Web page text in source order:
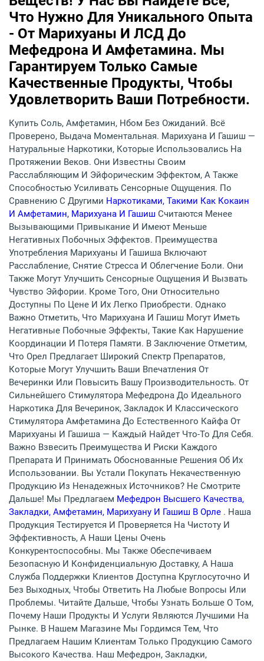
Что Нужно Для Уникального Опыта
- От Марихуаны И ЛСД До
Мефедрона И Амфетамина. Мы
Гарантируем Только Самые
Качественные Продукты, Чтобы
Удовлетворить Ваши Потребности.
Купить Соль, Амфетамин, Нбом Без Ожиданий. Всё
Проверено, Выдача Моментальная. Марихуана И Гашиш —
Натуральные Наркотики, Которые Использовались На
Протяжении Веков. Они Известны Своим
Расслабляющим И Эйфорическим Эффектом, А Также
Способностью Усиливать Сенсорные Ощущения. По
Сравнению С Другими Наркотиками, Такими Как Кокаин
И Амфетамин, Марихуана И Гашиш Считаются Менее
Вызывающими Привыкание И Имеют Меньше
Негативных Побочных Эффектов. Преимущества
Употребления Марихуаны И Гашиша Включают
Расслабление, Снятие Стресса И Облегчение Боли. Они
Также Могут Улучшить Сенсорные Ощущения И Вызвать
Чувство Эйфории. Кроме Того, Они Относительно
Доступны По Цене И Их Легко Приобрести. Однако
Важно Отметить, Что Марихуана И Гашиш Могут Иметь
Негативные Побочные Эффекты, Такие Как Нарушение
Координации И Потеря Памяти. В Заключение Отметим,
Что Орел Предлагает Широкий Спектр Препаратов,
Которые Могут Улучшить Ваши Впечатления От
Вечеринки Или Повысить Вашу Производительность. От
Сильнейшего Стимулятора Мефедрона До Идеального
Наркотика Для Вечеринок, Закладок И Классического
Стимулятора Амфетамина До Естественного Кайфа От
Марихуаны И Гашиша — Каждый Найдет Что-То Для Себя.
Важно Взвесить Преимущества И Риски Каждого
Препарата И Принимать Обоснованные Решения Об Их
Использовании. Вы Устали Покупать Некачественную
Продукцию Из Ненадежных Источников? Не Смотрите
Дальше! Мы Предлагаем Мефедрон Высшего Качества,
Закладки, Амфетамин, Марихуану И Гашиш В Орле . Наша
Продукция Тестируется И Проверяется На Чистоту И
Эффективность, А Наши Цены Очень
Конкурентоспособны. Мы Также Обеспечиваем
Безопасную И Конфиденциальную Доставку, А Наша
Служба Поддержки Клиентов Доступна Круглосуточно И
Без Выходных, Чтобы Ответить На Любые Вопросы Или
Проблемы. Читайте Дальше, Чтобы Узнать Больше О Том,
Почему Наши Продукты И Услуги Являются Лучшими На
Рынке. В Нашем Магазине Мы Гордимся Тем, Что
Предлагаем Нашим Клиентам Только Продукцию Самого
Высокого Качества. Наш Мефедрон, Закладки,